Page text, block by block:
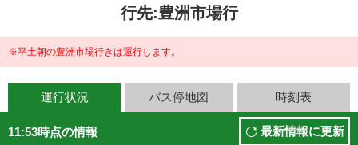
行先:豊洲市場行
※平土朝の豊洲市場行きは運行します。
運行状況 バス停地図 時刻表
11:53時点の情報 最新情報に更新